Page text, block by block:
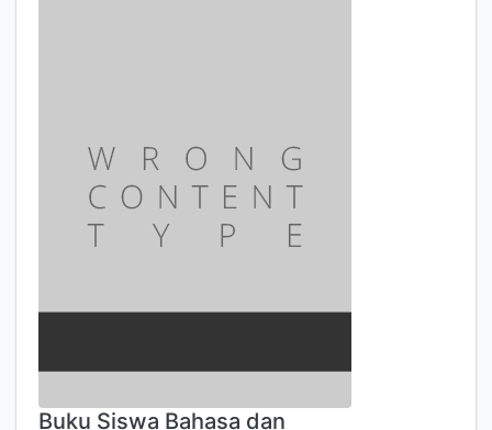
Buku Siswa Bahasa dan